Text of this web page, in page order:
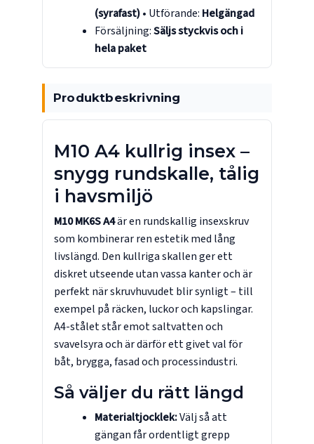
(syrafast)• Utförande: Helgängad
Försäljning:Säljs styckvis och i
hela paket
Produktbeskrivning
M10 A4 kullrig insex –
snygg rundskalle, tålig
i havsmiljö
M10 MK6S A4är en rundskallig insexskruv
som kombinerar ren estetik med lång
livslängd. Den kullriga skallen ger ett
diskret utseende utan vassa kanter och är
perfekt när skruvhuvudet blir synligt – till
exempel på räcken, luckor och kapslingar.
A4-stålet står emot saltvatten och
svavelsyra och är därför ett givet val för
båt, brygga, fasad och processindustri.
Så väljer du rätt längd
Materialtjocklek:Välj så att
gängan får ordentligt grepp